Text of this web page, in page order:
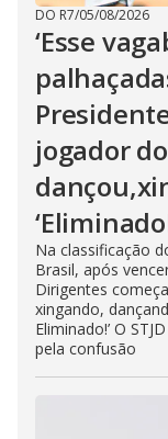
DO R7/05/08/2026
‘Esse
jogador
Na classificação
Brasil, após
Dirigentes
xingando,
Eliminado!’ O
pela confusão